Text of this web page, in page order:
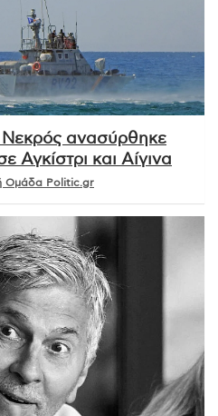
ανασύρθηκε
Αγκίστρι και Αίγινα
Ομάδα Politic.gr